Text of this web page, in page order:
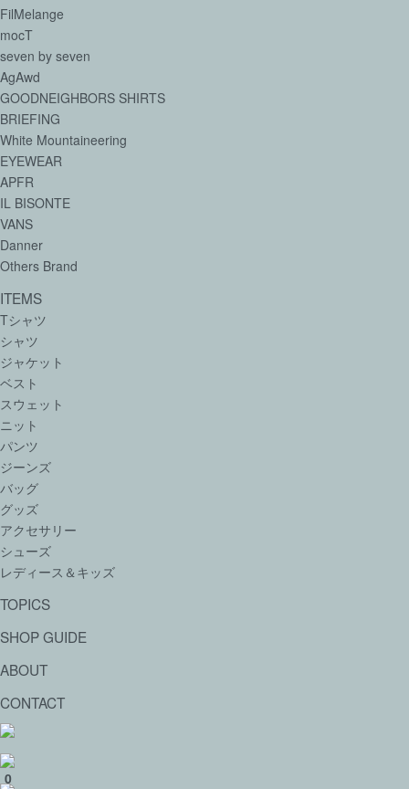
FilMelange
mocT
seven by seven
AgAwd
GOODNEIGHBORS SHIRTS
BRIEFING
White Mountaineering
EYEWEAR
APFR
IL BISONTE
VANS
Danner
Others Brand
ITEMS
Tシャツ
シャツ
ジャケット
ベスト
スウェット
ニット
パンツ
ジーンズ
バッグ
グッズ
アクセサリー
シューズ
レディース＆キッズ
TOPICS
SHOP GUIDE
ABOUT
CONTACT
0